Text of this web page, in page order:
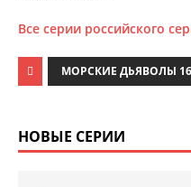
Все серии российского
МОРСКИЕ ДЬЯВОЛЫ
НОВЫЕ СЕРИИ